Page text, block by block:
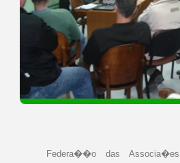
Federa��o das